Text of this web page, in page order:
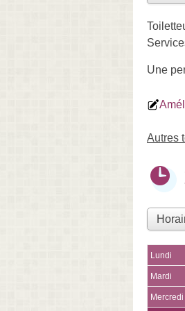
Une
Autres
Lundi
Mardi
Mercredi